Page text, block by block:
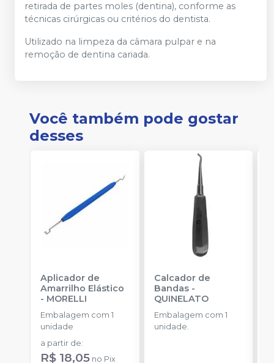
retirada de partes moles (dentina), conforme as
técnicas cirúrgicas ou critérios do dentista.
Utilizado na limpeza da câmara pulpar e na
remoção de dentina cariada.
Você também pode gostar
desses
Aplicador de
Amarrilho Elástico
- MORELLI
Embalagem com 1
unidade
a partir de:
R$ 18,05 no Pix
Calcador de
Bandas-
QUINELATO
Embalagem com 1
unidade.